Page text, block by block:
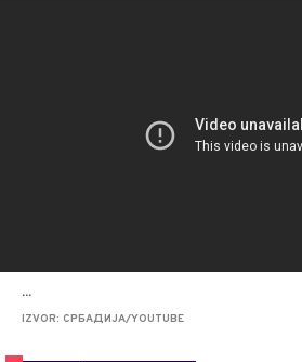
...
IZVOR: СРБАДИЈА/YOUTUBE